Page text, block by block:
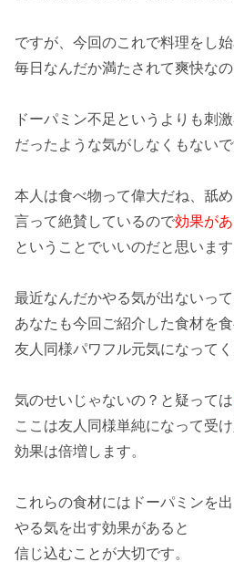
ですが、今回のこれで料理をし
毎日なんだか満たされて爽快なの
ドーパミン不足 というよりも刺
だったような気がしなくもないで
本人 は食べ物って偉大だね、舐
言って絶賛 しているので効果が
ということでいいのだと思います
最近なんだかやる気が出ないって
あなたも今回ご紹介した食材を
友人同様パワフル元気になってく
気のせいじゃないの？と 疑っては
ここは友人同様単純になって受
効果は倍増 します。
これらの食材には ドーパミンを
やる気を出す効果があると
信じ込むことが大切です。